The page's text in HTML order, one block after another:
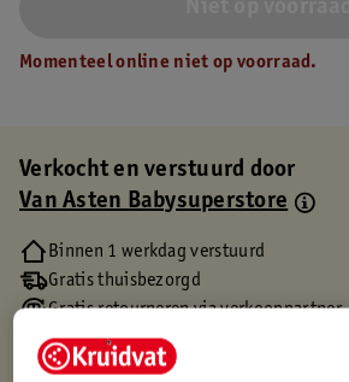
Momenteel online niet op voorraad.
Verkocht en verstuurd door
Van Asten Babysuperstore
Binnen 1 werkdag verstuurd
Gratis thuisbezorgd
Gratis retourneren via verkooppartner.
Gratis punten met je Kruidvat kaart